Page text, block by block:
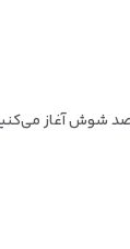
شوش آغاز